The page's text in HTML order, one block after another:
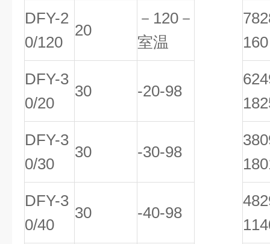
DFY-2
0/120
20
－120－
室温
160
DFY-3
0/20
30 -20-98
DFY-3
0/30
30 -30-98
DFY-3
0/40
30 -40-98